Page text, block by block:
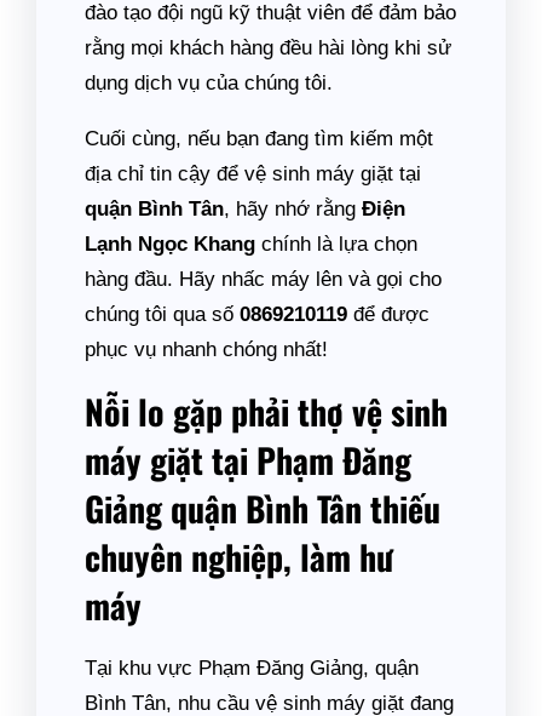
đào tạo đội ngũ kỹ thuật viên để đảm bảo
rằng mọi khách hàng đều hài lòng khi sử
dụng dịch vụ của chúng tôi.
Cuối cùng, nếu bạn đang tìm kiếm một
địa chỉ tin cậy để vệ sinh máy giặt tại
quận Bình Tân, hãy nhớ rằng Điện
Lạnh Ngọc Khang chính là lựa chọn
hàng đầu. Hãy nhấc máy lên và gọi cho
chúng tôi qua số 0869210119 để được
phục vụ nhanh chóng nhất!
Nỗi lo gặp phải thợ vệ sinh
máy giặt tại Phạm Đăng
Giảng quận Bình Tân thiếu
chuyên nghiệp, làm hư
máy
Tại khu vực Phạm Đăng Giảng, quận
Bình Tân, nhu cầu vệ sinh máy giặt đang